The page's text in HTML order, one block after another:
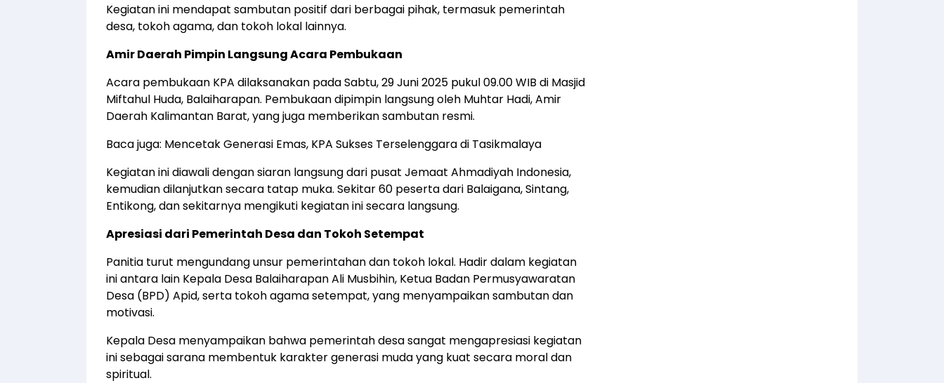
Kegiatan ini mendapat sambutan positif dari berbagai pihak, termasuk pemerintah
desa, tokoh agama, dan tokoh lokal lainnya.
Amir Daerah Pimpin Langsung Acara Pembukaan
Acara pembukaan KPA dilaksanakan pada Sabtu, 29 Juni 2025 pukul 09.00 WIB di Masjid
Miftahul Huda, Balaiharapan. Pembukaan dipimpin langsung oleh Muhtar Hadi, Amir
Daerah Kalimantan Barat, yang juga memberikan sambutan resmi.
Baca juga: Mencetak Generasi Emas, KPA Sukses Terselenggara di Tasikmalaya
Kegiatan ini diawali dengan siaran langsung dari pusat Jemaat Ahmadiyah Indonesia,
kemudian dilanjutkan secara tatap muka. Sekitar 60 peserta dari Balaigana, Sintang,
Entikong, dan sekitarnya mengikuti kegiatan ini secara langsung.
Apresiasi dari Pemerintah Desa dan Tokoh Setempat
Panitia turut mengundang unsur pemerintahan dan tokoh lokal. Hadir dalam kegiatan
ini antara lain Kepala Desa Balaiharapan Ali Musbihin, Ketua Badan Permusyawaratan
Desa (BPD) Apid, serta tokoh agama setempat, yang menyampaikan sambutan dan
motivasi.
Kepala Desa menyampaikan bahwa pemerintah desa sangat mengapresiasi kegiatan
ini sebagai sarana membentuk karakter generasi muda yang kuat secara moral dan
spiritual.